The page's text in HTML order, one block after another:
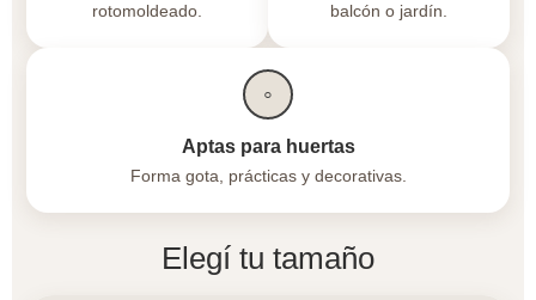
rotomoldeado.
balcón o jardín.
◦
Aptas para huertas
Forma gota, prácticas y decorativas.
Elegí tu tamaño